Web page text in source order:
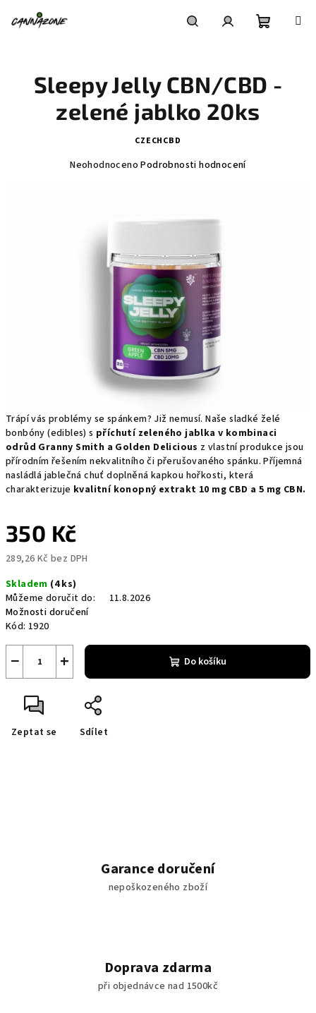
košík
Trápí vás problémy se spánkem? Již nemusí. Naše sladké želé
bonbóny (edibles) s příchutí zeleného jablka v kombinaci
odrůd Granny Smith a Golden Delicious z vlastní produkce jsou
přírodním řešením nekvalitního či přerušovaného spánku. Příjemná
nasládlá jablečná chuť doplněná kapkou hořkosti, která
charakterizuje kvalitní konopný extrakt 10 mg CBD a 5 mg CBN.
350 Kč
289,26 Kč bez DPH
cena:
Skladem (4 ks)
Můžeme doručit do:
11.8.2026
Možnosti doručení
Kód: 1920
+
− Do košíku
Zeptat se Sdílet
Sleepy Jelly CBN/CBD -
zelené jablko 20ks
CZECHCBD
Neohodnoceno Podrobnosti hodnocení
Garance doručení
nepoškozeného zboží
Doprava zdarma
při objednávce nad 1500kč